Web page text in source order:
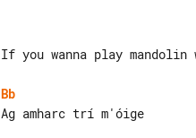
If you wanna play
Bb
Ag amharc trí m'óige